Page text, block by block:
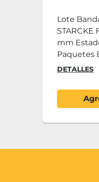
Lote
STARCKE
mm
Paquetes
DETALLES